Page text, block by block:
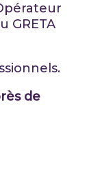
GRETA
de